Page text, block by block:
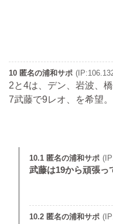
10 匿名の浦和サポ
2と4は、デン、岩波、
7武藤で9レオ、を希望。
10.1 匿名の浦和サポ
武藤は19から頑張っ
10.2 匿名の浦和サポ